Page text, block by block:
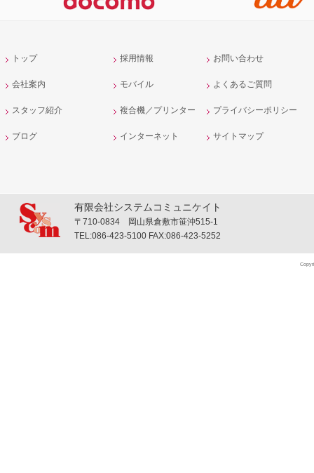
トップ
会社案内
スタッフ紹介
ブログ
採用情報
モバイル
複合機／プリンター
インターネット
お問い合わせ
よくあるご質問
プライバシーポリシー
サイトマップ
有限会社システムコミュニケイト
〒710-0834 岡山県倉敷市笹沖515-1
TEL:086-423-5100 FAX:086-423-5252